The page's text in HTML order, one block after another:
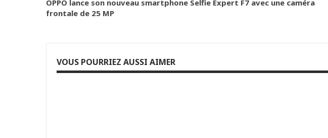
OPPO lance son nouveau smartphone Selfie Expert F7 avec une caméra
frontale de 25 MP
VOUS POURRIEZ AUSSI AIMER